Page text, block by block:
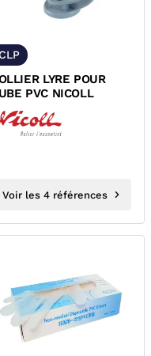
LYRE POUR
PVC NICOLL
Voir les 4 références